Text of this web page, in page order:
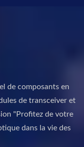
de composants en
de transceiver et
"Profitez de votre
dans la vie des